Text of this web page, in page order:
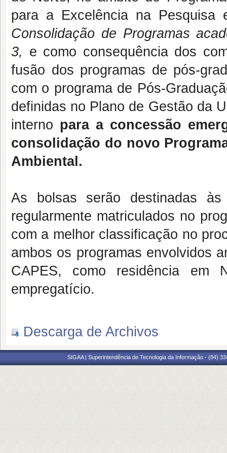
para a Excelência na Pesquisa
Consolidação de Programas
3, e como consequência dos
fusão dos programas de pós-
com o programa de Pós-
definidas no Plano de Gestão da
interno para a concessão
consolidação do novo
Ambiental.
As bolsas serão destinadas
regularmente matriculados no
com a melhor classificação no
ambos os programas envolvidos
CAPES, como residência em
empregatício.
Descarga de Archivos
SIGAA | Superintendência de Tecnologia da Informação - (84)